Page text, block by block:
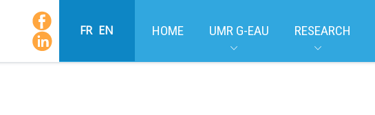
FR EN HOME UMR G-EAU RESEARCH